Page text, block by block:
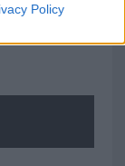
Policy